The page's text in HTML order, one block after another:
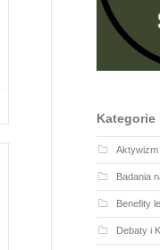
Kategorie
Aktywizm
Badania
Benefity
Debaty i